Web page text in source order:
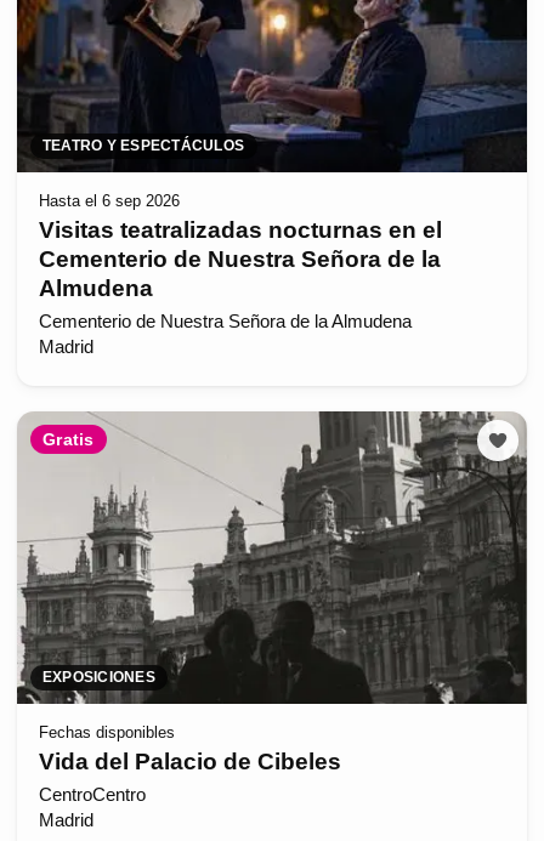
TEATRO Y ESPECTÁCULOS
Hasta el 6 sep 2026
Visitas teatralizadas nocturnas en el
Cementerio de Nuestra Señora de la
Almudena
Cementerio de Nuestra Señora de la Almudena
Madrid
Gratis
EXPOSICIONES
Fechas disponibles
Vida del Palacio de Cibeles
CentroCentro
Madrid